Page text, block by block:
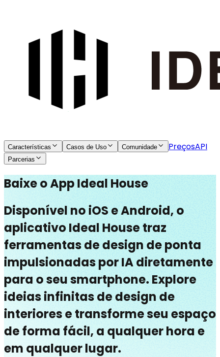
Características Casos de Uso Comunidade PreçosAPI
Parcerias
Baixe o App Ideal House
Disponível no iOS e Android, o
aplicativo Ideal House traz
ferramentas de design de ponta
impulsionadas por IA diretamente
para o seu smartphone. Explore
ideias infinitas de design de
interiores e transforme seu espaço
de forma fácil, a qualquer hora e
em qualquer lugar.